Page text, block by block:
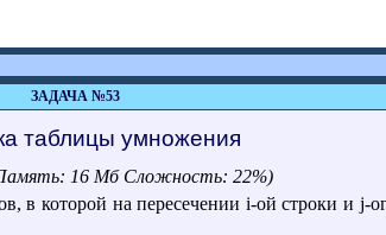
ЗАДАЧА №53
таблицы умножения
16 Мб Сложность: 22%)
в которой на пересечении i-ой строки и j-